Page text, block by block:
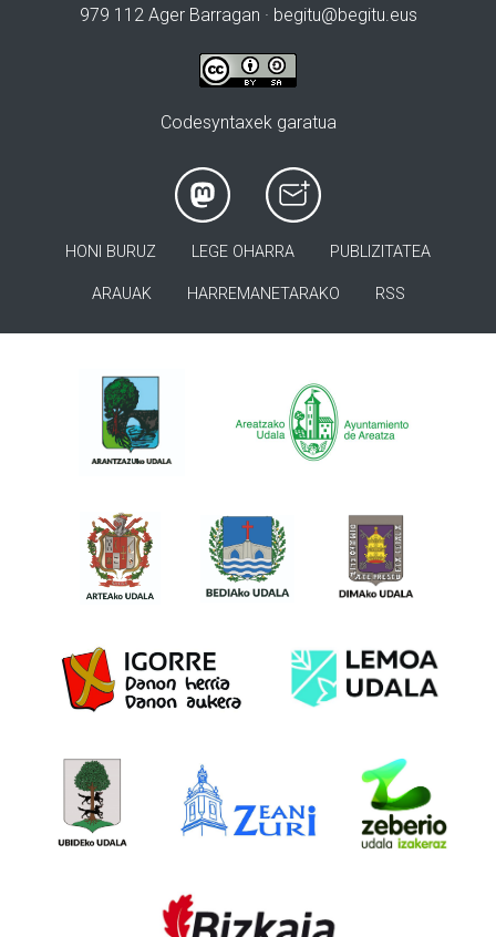
979 112 Ager Barragan · begitu@begitu.eus
Codesyntaxek garatua
HONI BURUZ LEGE OHARRA PUBLIZITATEA
ARAUAK HARREMANETARAKO RSS